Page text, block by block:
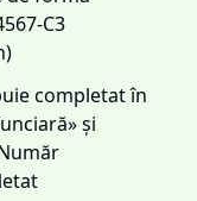
C3
completat în
și